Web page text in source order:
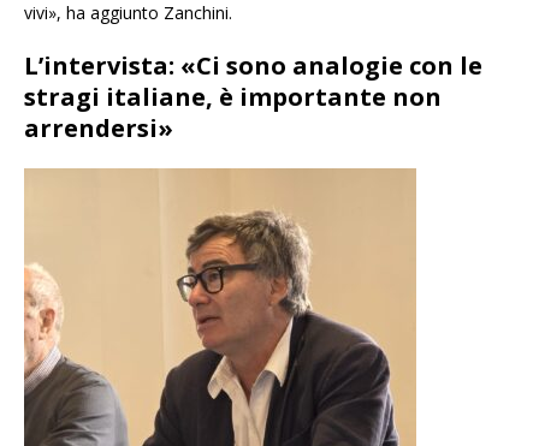
vivi», ha aggiunto Zanchini.
L’intervista: «Ci sono analogie con le
stragi italiane, è importante non
arrendersi»